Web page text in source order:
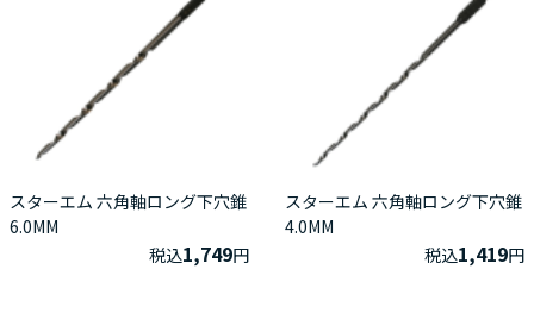
スターエム 六角軸ロング下穴錐
6.0MM
税込1,749円
スターエム 六角軸ロング下穴錐
4.0MM
税込1,419円